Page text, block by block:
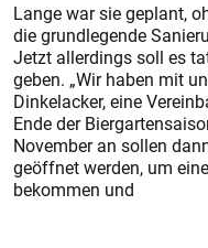
Lange war sie geplant,
die grundlegende
Jetzt allerdings soll es
geben. „Wir haben mit
Dinkelacker, eine
Ende der
November an sollen
geöffnet werden, um
bekommen und